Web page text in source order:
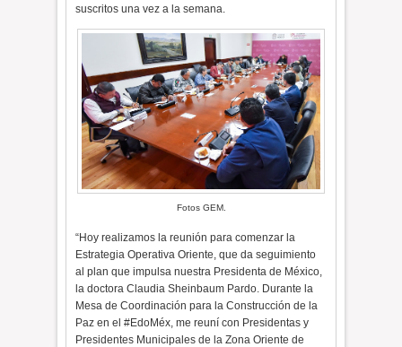
suscritos una vez a la semana.
Fotos GEM.
“Hoy realizamos la reunión para comenzar la
Estrategia Operativa Oriente, que da seguimiento
al plan que impulsa nuestra Presidenta de México,
la doctora Claudia Sheinbaum Pardo. Durante la
Mesa de Coordinación para la Construcción de la
Paz en el #EdoMéx, me reuní con Presidentas y
Presidentes Municipales de la Zona Oriente de